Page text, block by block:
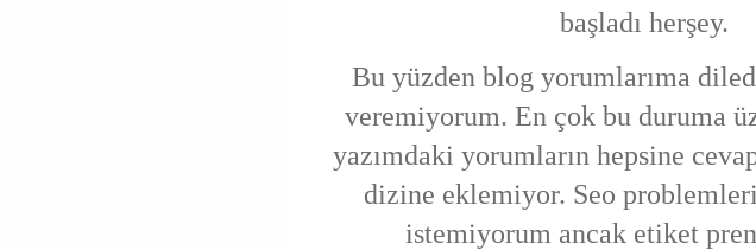
başladı herşey.
Bu yüzden blog yorumlarıma
veremiyorum. En çok bu duruma
yazımdaki yorumların hepsine
dizine eklemiyor. Seo
istemiyorum ancak etiket